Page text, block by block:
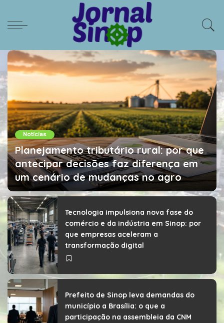
Notícias
Planejamento tributário rural: por que
antecipar decisões faz diferença em
um cenário de mudanças no agro
Diego Velázquez agosto 3, 2026
Tecnologia impulsiona nova fase do
comércio e da indústria em Sinop: por
que empresas aceleram a
transformação digital
Prefeito de Sinop leva demandas do
município a Brasília: o que a
participação na assembleia da CNM